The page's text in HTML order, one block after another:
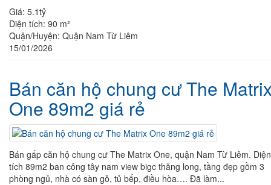
Giá: 5.1tỷ
Diện tích: 90 m²
Quận/Huyện: Quận Nam Từ Liêm
15/01/2026
Bán căn hộ chung cư The
One 89m2 giá rẻ
Bán gấp căn hộ chung cư The Matrix One, quận Nam Từ Liêm. Diện
tích 89m2 ban công tây nam view bigc thăng long, tầng đẹp gồm 3
phòng ngủ, nhà có sàn gỗ, tủ bếp, điều hòa…. Đã làm...